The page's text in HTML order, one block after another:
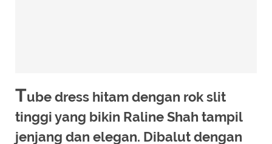
Tube dress hitam dengan rok slit
tinggi yang bikin Raline Shah tampil
jenjang dan elegan. Dibalut dengan